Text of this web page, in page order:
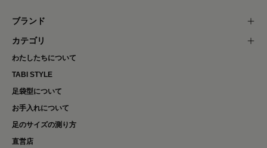
ブランド
カテゴリ
わたしたちについて
TABI STYLE
足袋型について
お手入れについて
足のサイズの測り方
直営店